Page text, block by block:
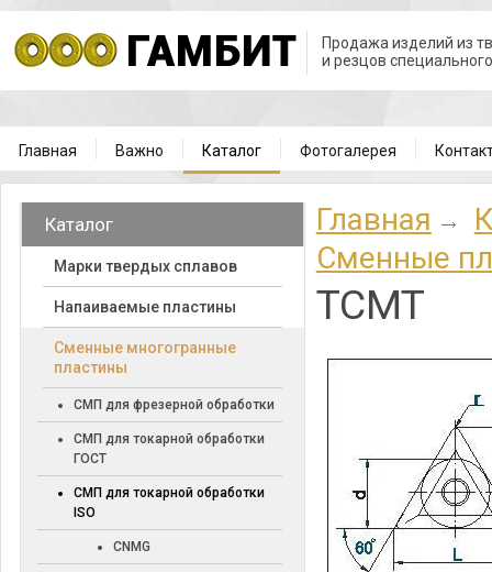
Продажа изделий из
и резцов
Главная Важно Каталог Фотогалерея
Каталог
Марки твердых сплавов
Напаиваемые пластины
Cменные многогранные
пластины
СМП для фрезерной обработки
СМП для токарной обработки
ГОСТ
СМП для токарной обработки
ISO
CNMG
Главная
Сменные
TCMT